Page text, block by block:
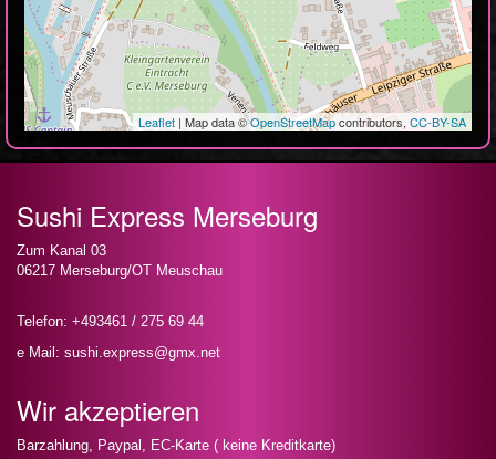
Leaflet | Map data ©OpenStreetMapcontributors, CC-BY-SA
Sushi Express Merseburg
Zum Kanal 03
06217 Merseburg/OT Meuschau
Telefon: +493461 / 275 69 44
e Mail: sushi.express@gmx.net
Wir akzeptieren
Barzahlung, Paypal, EC-Karte ( keine Kreditkarte)